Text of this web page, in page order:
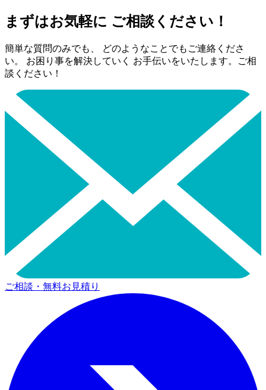
まずはお気軽に ご相談ください！
簡単な質問のみでも、 どのようなことでもご連絡くださ
い。 お困り事を解決していく お手伝いをいたします。ご相
談ください！
ご相談・無料お見積り